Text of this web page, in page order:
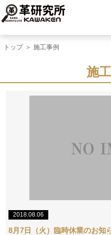
トップ＞ 施工事例
施
2018.08.06
8月7日（火）臨時休業のお知